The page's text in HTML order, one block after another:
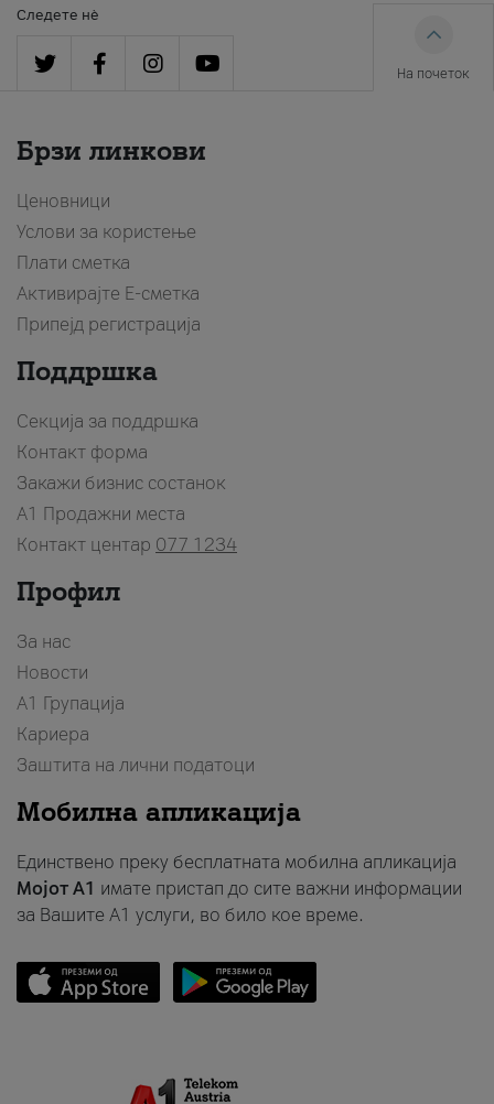
Следете нè
На почеток
Брзи линкови
Ценовници
Услови за користење
Плати сметка
Активирајте Е-сметка
Припејд регистрација
Поддршка
Секција за поддршка
Контакт форма
Закажи бизнис состанок
A1 Продажни места
Контакт центар 077 1234
Профил
За нас
Новости
А1 Групација
Кариера
Заштита на лични податоци
Мобилна апликација
Единствено преку бесплатната мобилна апликација
Мојот A1 имате пристап до сите важни информации
за Вашите A1 услуги, во било кое време.